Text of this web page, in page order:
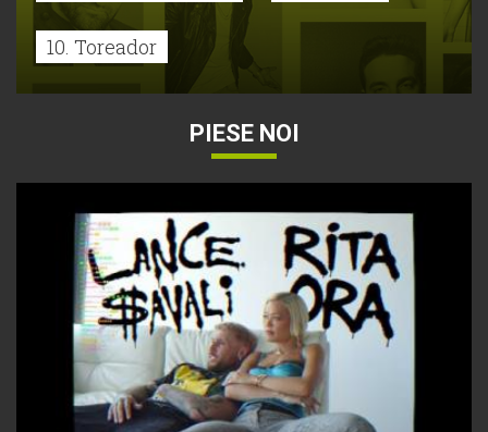
10. Toreador
PIESE NOI